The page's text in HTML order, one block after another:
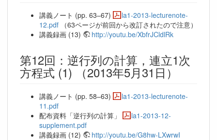
講義ノート (pp. 63–67)
la1-2013-lecturenote-
12.pdf （63ページが前回から改訂されたので注意）
講義録画 (13)
http://youtu.be/XbfrJCldlRk
第12回：逆行列の計算，連立1次
方程式 (1) （2013年5月31日）
講義ノート (pp. 58–63)
la1-2013-lecturenote-
11.pdf
配布資料「逆行列の計算」
la1-2013-12-
supplement.pdf
講義録画 (12)
http://youtu.be/G8hw-LXwrwI